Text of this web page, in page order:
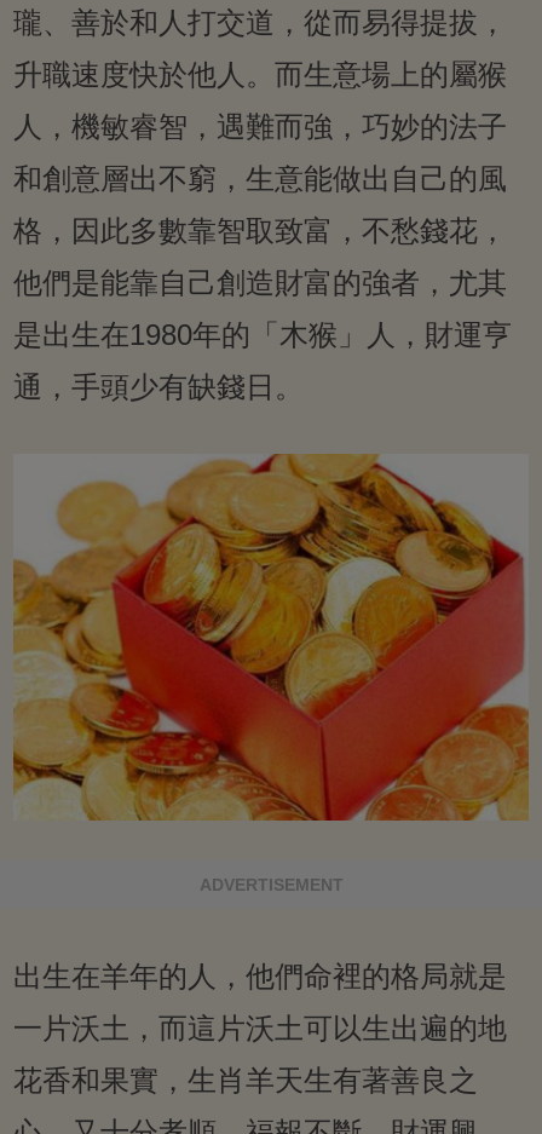
瓏、善於和人打交道，從而易得提拔，
升職速度快於他人。而生意場上的屬猴
人，機敏睿智，遇難而強，巧妙的法子
和創意層出不窮，生意能做出自己的風
格，因此多數靠智取致富，不愁錢花，
他們是能靠自己創造財富的強者，尤其
是出生在1980年的「木猴」人，財運亨
通，手頭少有缺錢日。
ADVERTISEMENT
出生在羊年的人，他們命裡的格局就是
一片沃土，而這片沃土可以生出遍的地
花香和果實，生肖羊天生有著善良之